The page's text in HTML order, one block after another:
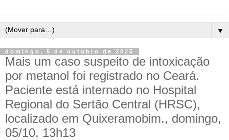
▼
domingo, 5 de outubro de 2025
Mais um caso suspeito de intoxicação
por metanol foi registrado no Ceará.
Paciente está internado no Hospital
Regional do Sertão Central (HRSC),
localizado em Quixeramobim., domingo,
05/10, 13h13